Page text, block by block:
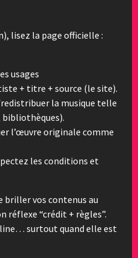
lisez la page officielle :
usages
+ titre + source (le site).
la musique telle
bibliothèques).
l’œuvre originale comme
les conditions et
briller vos contenus au
réflexe “crédit + règles”.
surtout quand elle est